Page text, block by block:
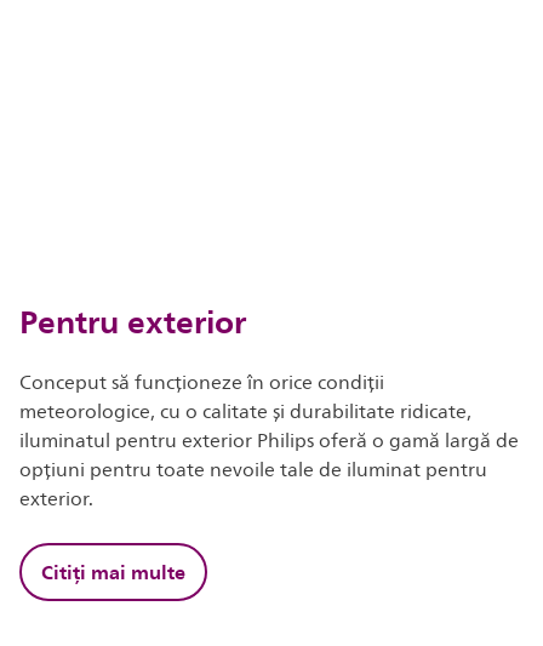
Pentru exterior
Conceput să funcționeze în orice condiții
meteorologice, cu o calitate și durabilitate ridicate,
iluminatul pentru exterior Philips oferă o gamă largă de
opțiuni pentru toate nevoile tale de iluminat pentru
exterior.
Citiți mai multe